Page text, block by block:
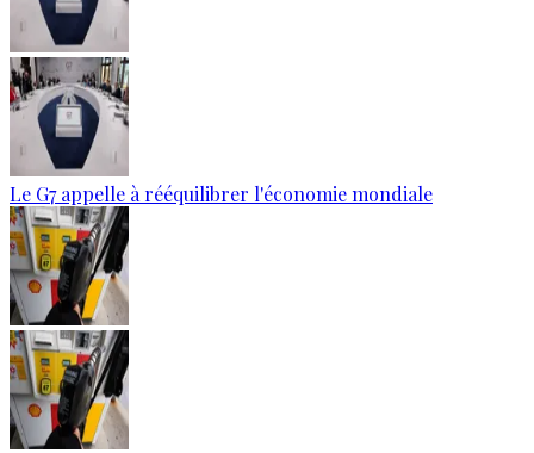
Le G7 appelle à rééquilibrer l'économie mondiale